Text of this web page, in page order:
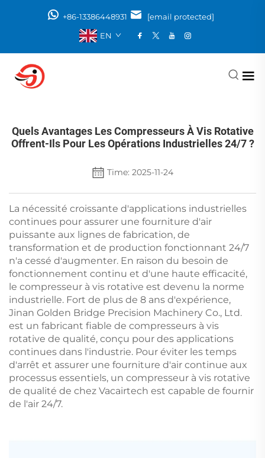
+86-13386448931
[email protected]
EN
Quels Avantages Les Compresseurs À Vis Rotative
Offrent-Ils Pour Les Opérations Industrielles 24/7 ?
Time: 2025-11-24
La nécessité croissante d'applications industrielles
continues pour assurer une fourniture d'air
puissante aux lignes de fabrication, de
transformation et de production fonctionnant 24/7
n'a cessé d'augmenter. En raison du besoin de
fonctionnement continu et d'une haute efficacité,
le compresseur à vis rotative est devenu la norme
industrielle. Fort de plus de 8 ans d'expérience,
Jinan Golden Bridge Precision Machinery Co., Ltd.
est un fabricant fiable de compresseurs à vis
rotative de qualité, conçu pour des applications
continues dans l'industrie. Pour éviter les temps
d'arrêt et assurer une fourniture d'air continue aux
processus essentiels, un compresseur à vis rotative
de qualité de chez Vacairtech est capable de fournir
de l'air 24/7.